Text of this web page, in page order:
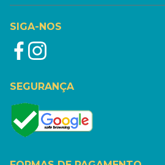
SIGA-NOS
SEGURANÇA